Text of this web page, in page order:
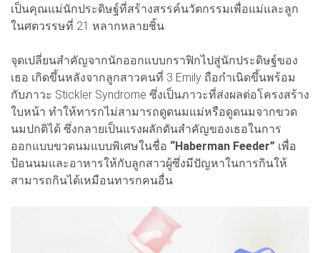
เป็นคุณแม่นักประดิษฐ์ที่สร้างสรรค์นวัตกรรมเพื่อแม่และลูก
ในศตวรรษที่ 21 หลากหลายชิ้น
จุดเปลี่ยนสำคัญจากนักออกแบบกราฟิกไปสู่นักประดิษฐ์ของ
เธอ เกิดขึ้นหลังจากลูกสาวคนที่ 3 Emily ถือกำเนิดขึ้นพร้อม
กับภาวะ Stickler Syndrome ซึ่งเป็นภาวะที่ส่งผลต่อโครงสร้าง
ใบหน้า ทำให้ทารกไม่สามารถดูดนมแม่หรือดูดนมจากขวด
นมปกติได้ ซึ่งกลายเป็นแรงผลักดันสำคัญของเธอในการ
ออกแบบขวดนมแบบพิเศษในชื่อ “Haberman Feeder” เพื่อ
ป้อนนมและอาหารให้กับลูกสาวผู้ซึ่งมีปัญหาในการกินให้
สามารถกินได้เหมือนทารกคนอื่น